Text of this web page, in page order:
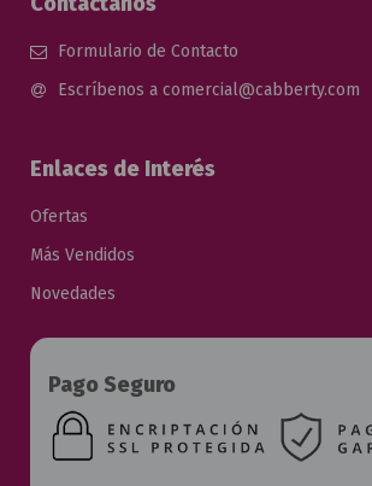
Formulario de Contacto
Escríbenos a comercial@cabberty.com
Enlaces de Interés
Ofertas
Más Vendidos
Novedades
Pago Seguro